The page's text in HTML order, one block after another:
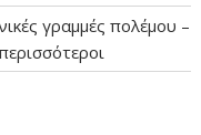
γραμμές πολέμου –